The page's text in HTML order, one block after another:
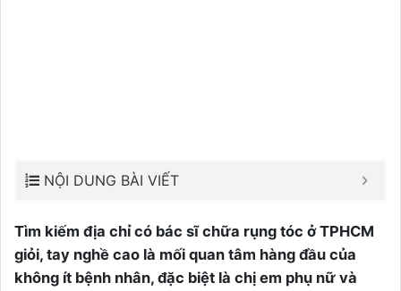
NỘI DUNG BÀI VIẾT
Tìm kiếm địa chỉ có bác sĩ chữa rụng tóc ở TPHCM
giỏi, tay nghề cao là mối quan tâm hàng đầu của
không ít bệnh nhân, đặc biệt là chị em phụ nữ và